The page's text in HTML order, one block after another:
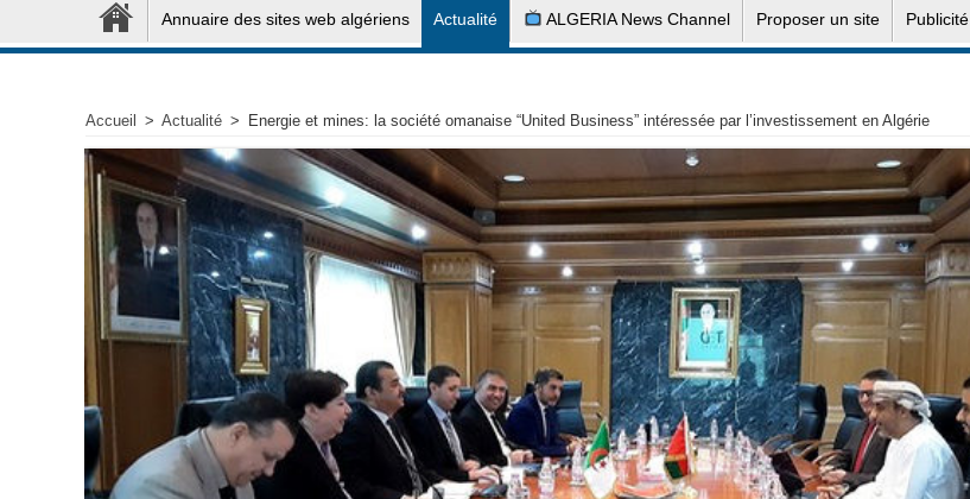
Annuaire des sites web algériens Actualité ALGERIA News Channel Proposer un site Publicité
Accueil > Actualité > Energie et mines: la société omanaise “United Business” intéressée par l’investissement en Algérie